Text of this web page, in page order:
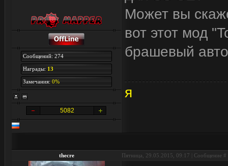
Сообщений: 274
Награды: 13
Замечания: 0%
5082
Может вы
вот этот мод
брашевый
я
thecre Пятница, 29.05.2015, 09:17 | Сообщение #